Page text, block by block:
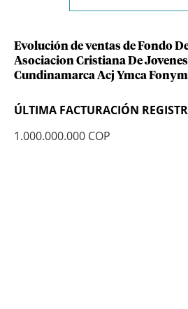
Evolución de ventas de Fondo
Asociacion Cristiana De
Cundinamarca Acj Ymca
ÚLTIMA FACTURACIÓN
1.000.000.000 COP